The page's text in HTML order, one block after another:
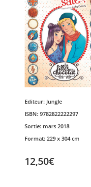
Editeur: Jungle
ISBN: 9782822222297
Sortie: mars 2018
Format: 229 x 304 cm
12,50€